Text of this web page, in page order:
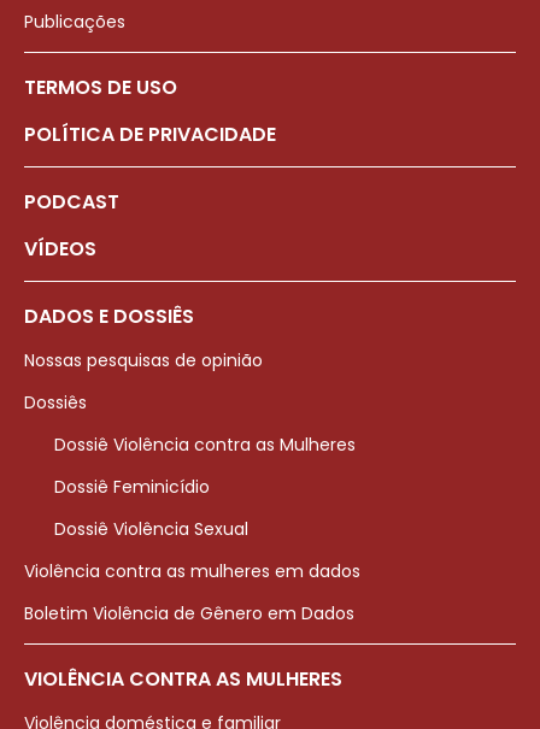
Publicações
TERMOS DE USO
POLÍTICA DE PRIVACIDADE
PODCAST
VÍDEOS
DADOS E DOSSIÊS
Nossas pesquisas de opinião
Dossiês
Dossiê Violência contra as Mulheres
Dossiê Feminicídio
Dossiê Violência Sexual
Violência contra as mulheres em dados
Boletim Violência de Gênero em Dados
VIOLÊNCIA CONTRA AS MULHERES
Violência doméstica e familiar